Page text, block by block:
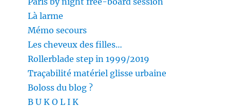
Là larme
Mémo secours
Les cheveux des filles…
Rollerblade step in 1999/2019
Traçabilité matériel glisse urbaine
Boloss du blog ?
B U K O L I K